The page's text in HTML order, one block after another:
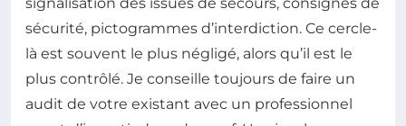
sécurité, pictogrammes d’interdiction. Ce cercle-
là est souvent le plus négligé, alors qu’il est le
plus contrôlé. Je conseille toujours de faire un
audit de votre existant avec un professionnel